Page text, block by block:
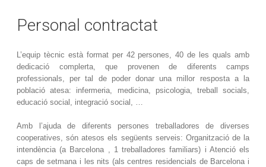
Personal contractat
L’equip tècnic està format per 42 persones, 40 de les quals amb
dedicació complerta, que provenen de diferents camps
professionals, per tal de poder donar una millor resposta a la
població atesa: infermeria, medicina, psicologia, treball socials,
educació social, integració social, …
Amb l’ajuda de diferents persones treballadores de diverses
cooperatives, són atesos els següents serveis: Organització de la
intendència (a Barcelona , 1 treballadores familiars) i Atenció els
caps de setmana i les nits (als centres residencials de Barcelona i